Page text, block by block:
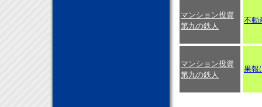
マンション投資
第九の鉄人
不動
マンション投資
第九の鉄人
果報